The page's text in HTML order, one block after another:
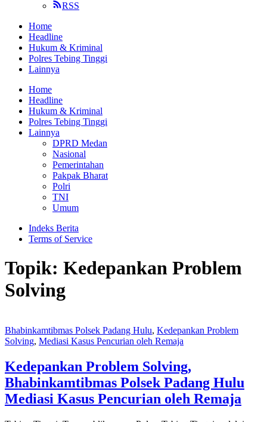
RSS
Home
Headline
Hukum & Kriminal
Polres Tebing Tinggi
Lainnya
Home
Headline
Hukum & Kriminal
Polres Tebing Tinggi
Lainnya
DPRD Medan
Nasional
Pemerintahan
Pakpak Bharat
Polri
TNI
Umum
Indeks Berita
Terms of Service
Topik: Kedepankan Problem
Solving
Bhabinkamtibmas Polsek Padang Hulu, Kedepankan Problem
Solving, Mediasi Kasus Pencurian oleh Remaja
Kedepankan Problem Solving,
Bhabinkamtibmas Polsek Padang Hulu
Mediasi Kasus Pencurian oleh Remaja